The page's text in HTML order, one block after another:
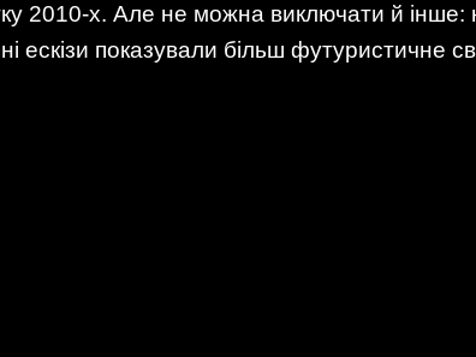
2010-х. Але не можна виключати й
ескізи показували більш футуристичне